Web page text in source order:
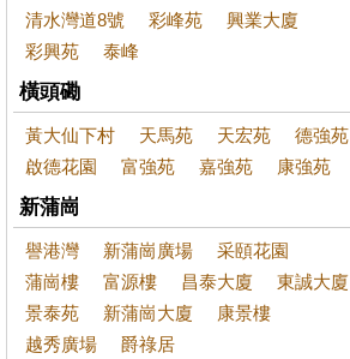
清水灣道8號
彩峰苑
興業大廈
彩興苑
泰峰
橫頭磡
黃大仙下村 天馬苑 天宏苑
德強苑
啟德花園
富強苑 嘉強苑 康強苑
新蒲崗
譽港灣 新蒲崗廣場
采頤花園
蒲崗樓
富源樓 昌泰大廈
東誠大廈
景泰苑
新蒲崗大廈
康景樓
越秀廣場
爵祿居